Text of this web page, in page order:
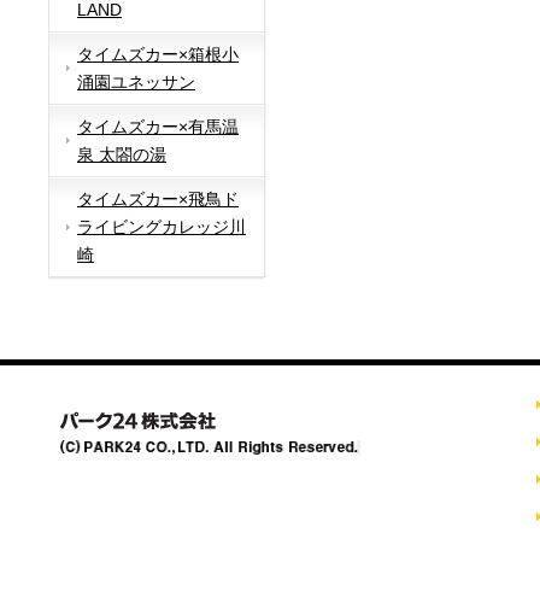
LAND
タイムズカー×箱根小
涌園ユネッサン
タイムズカー×有馬温
泉 太閤の湯
タイムズカー×飛鳥ド
ライビングカレッジ川
崎